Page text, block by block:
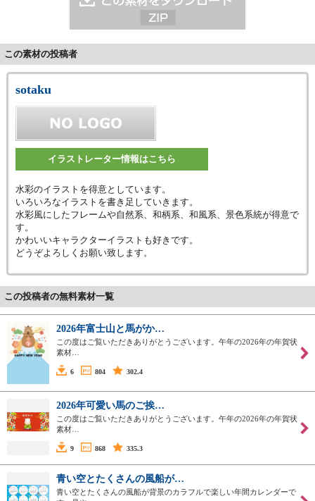
この素材の投稿者
sotaku
イラストレーター情報はこちら
水彩のイラストを得意としています。
いろいろなイラストを書き足していきます。
水彩風にしたフレームや自然系、和柄系、和風系、景色系統が得意で
す。
かわいいキャラクターイラストも好きです。
どうぞよろしくお願い致します。
この投稿者の無料素材一覧
2026年富士山と馬がか…
この度はご覧いただきありがとうございます。午年の2026年の年賀状
素材…
6 804 302.4
2026年可愛い馬のご挨…
この度はご覧いただきありがとうございます。午年の2026年の年賀状
素材…
9 868 335.3
青い空とたくさんの風船が…
青い空とたくさんの風船が背景のカラフルで楽しい年間カレンダーで